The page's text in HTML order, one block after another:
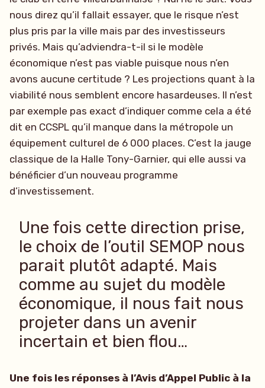
nous direz qu’il fallait essayer, que le risque n’est
plus pris par la ville mais par des investisseurs
privés. Mais qu’adviendra-t-il si le modèle
économique n’est pas viable puisque nous n’en
avons aucune certitude ? Les projections quant à la
viabilité nous semblent encore hasardeuses. Il n’est
par exemple pas exact d’indiquer comme cela a été
dit en CCSPL qu’il manque dans la métropole un
équipement culturel de 6 000 places. C’est la jauge
classique de la Halle Tony-Garnier, qui elle aussi va
bénéficier d’un nouveau programme
d’investissement.
Une fois cette direction prise,
le choix de l’outil SEMOP nous
parait plutôt adapté. Mais
comme au sujet du modèle
économique, il nous fait nous
projeter dans un avenir
incertain et bien flou…
Une fois les réponses à l’Avis d’Appel Public à la